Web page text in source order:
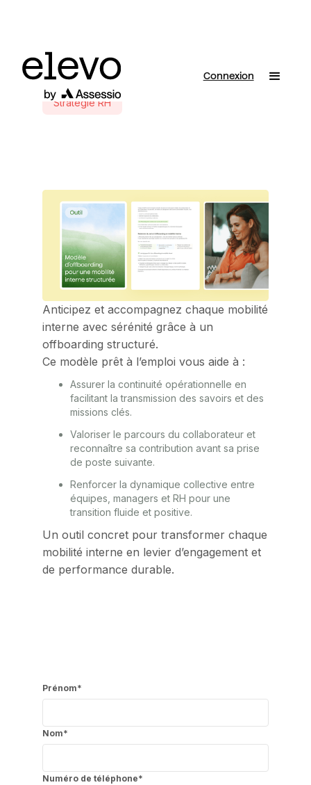
Connexion
Stratégie RH
Anticipez et accompagnez chaque mobilité
interne avec sérénité grâce à un
offboarding structuré.
Ce modèle prêt à l’emploi vous aide à :
Assurer la continuité opérationnelle en
facilitant la transmission des savoirs et des
missions clés.
Valoriser le parcours du collaborateur et
reconnaître sa contribution avant sa prise
de poste suivante.
Renforcer la dynamique collective entre
équipes, managers et RH pour une
transition fluide et positive.
Un outil concret pour transformer chaque
mobilité interne en levier d’engagement et
de performance durable.
Prénom*
Nom*
Numéro de téléphone*